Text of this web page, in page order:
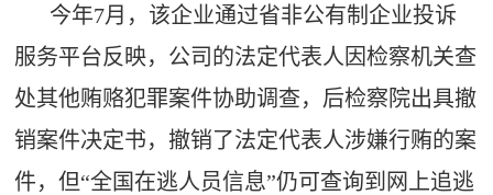
今年7月，该企业通过省非公有制企业投诉
服务平台反映，公司的法定代表人因检察机关查
处其他贿赂犯罪案件协助调查，后检察院出具撤
销案件决定书，撤销了法定代表人涉嫌行贿的案
件，但“全国在逃人员信息”仍可查询到网上追逃